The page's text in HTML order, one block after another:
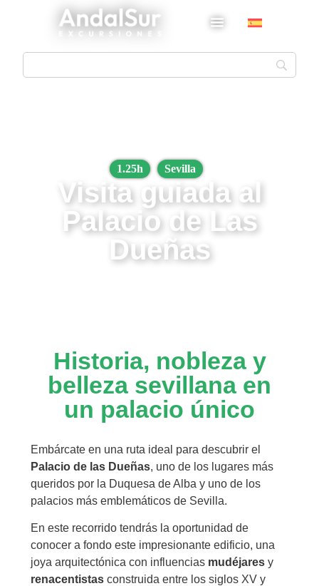
1.25h Sevilla
Visita guiada al
Palacio de Las
Dueñas
Historia, nobleza y
belleza sevillana en
un palacio único
Embárcate en una ruta ideal para descubrir el
Palacio de las Dueñas, uno de los lugares más
queridos por la Duquesa de Alba y uno de los
palacios más emblemáticos de Sevilla.
En este recorrido tendrás la oportunidad de
conocer a fondo este impresionante edificio, una
joya arquitectónica con influencias mudéjaresy
renacentistasconstruida entre los siglos XV y